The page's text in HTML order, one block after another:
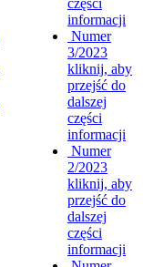
informacji
Numer
3/2023
kliknij, aby
przejść do
dalszej
części
informacji
Numer
2/2023
kliknij, aby
przejść do
dalszej
części
informacji